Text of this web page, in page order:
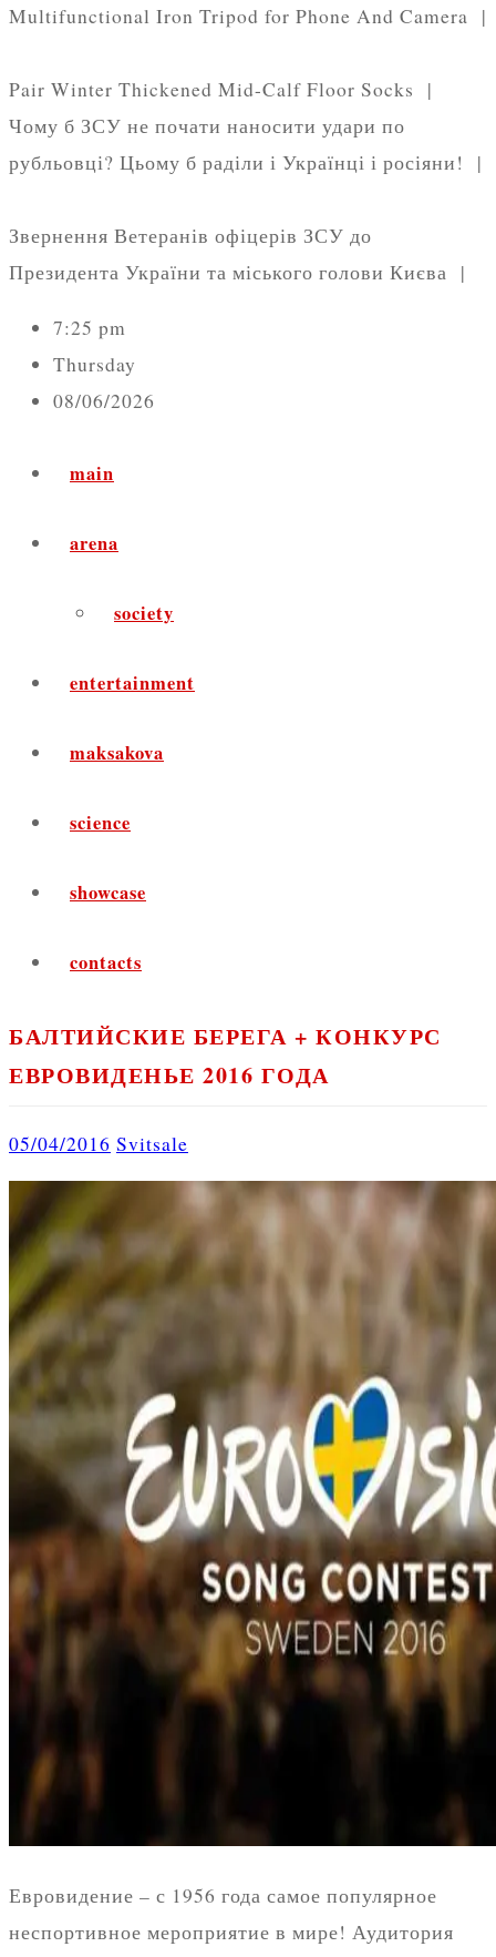
Multifunctional Iron Tripod for Phone And Camera |
Pair Winter Thickened Mid-Calf Floor Socks |
Чому б ЗСУ не почати наносити удари по
рубльовці? Цьому б раділи і Українці і росіяни! |
Звернення Ветеранів офіцерів ЗСУ до
Президента України та міського голови Києва |
7:25 pm
Thursday
08/06/2026
main
arena
society
entertainment
maksakova
science
showcase
contacts
БАЛТИЙСКИЕ БЕРЕГА + КОНКУРС
ЕВРОВИДЕНЬЕ 2016 ГОДА
05/04/2016 Svitsale
Евровидение – с 1956 года самое популярное
неспортивное мероприятие в мире! Аудитория